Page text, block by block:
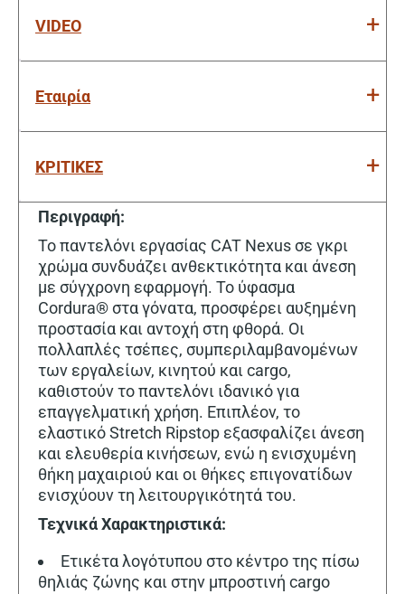
VIDEO
Εταιρία
ΚΡΙΤΙΚΕΣ
Περιγραφή:
Το παντελόνι εργασίας CAT Nexus σε γκρι
χρώμα συνδυάζει ανθεκτικότητα και άνεση
με σύγχρονη εφαρμογή. Το ύφασμα
Cordura® στα γόνατα, προσφέρει αυξημένη
προστασία και αντοχή στη φθορά. Οι
πολλαπλές τσέπες, συμπεριλαμβανομένων
των εργαλείων, κινητού και cargo,
καθιστούν το παντελόνι ιδανικό για
επαγγελματική χρήση. Επιπλέον, το
ελαστικό Stretch Ripstop εξασφαλίζει άνεση
και ελευθερία κινήσεων, ενώ η ενισχυμένη
θήκη μαχαιριού και οι θήκες επιγονατίδων
ενισχύουν τη λειτουργικότητά του.
Τεχνικά Χαρακτηριστικά:
Ετικέτα λογότυπου στο κέντρο της πίσω
θηλιάς ζώνης και στην μπροστινή cargo